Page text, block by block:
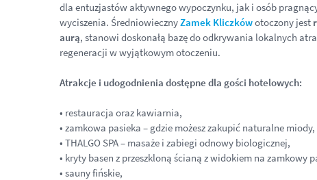
dla entuzjastów aktywnego wypoczynku, jak i osób
wyciszenia. ŚredniowiecznyZamek Kliczkówotoczony jest
aurą, stanowi doskonałą bazę do odkrywania lokalnych
regeneracji w wyjątkowym otoczeniu.
Atrakcje i udogodnienia dostępne dla gości hotelowych:
• restauracja oraz kawiarnia,
• zamkowa pasieka – gdzie możesz zakupić naturalne miody,
• THALGO SPA – masaże i zabiegi odnowy biologicznej,
• kryty basen z przeszkloną ścianą z widokiem na zamkowy
• sauny fińskie,